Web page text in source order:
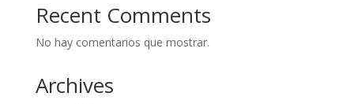
Recent Comments
No hay comentarios que mostrar.
Archives